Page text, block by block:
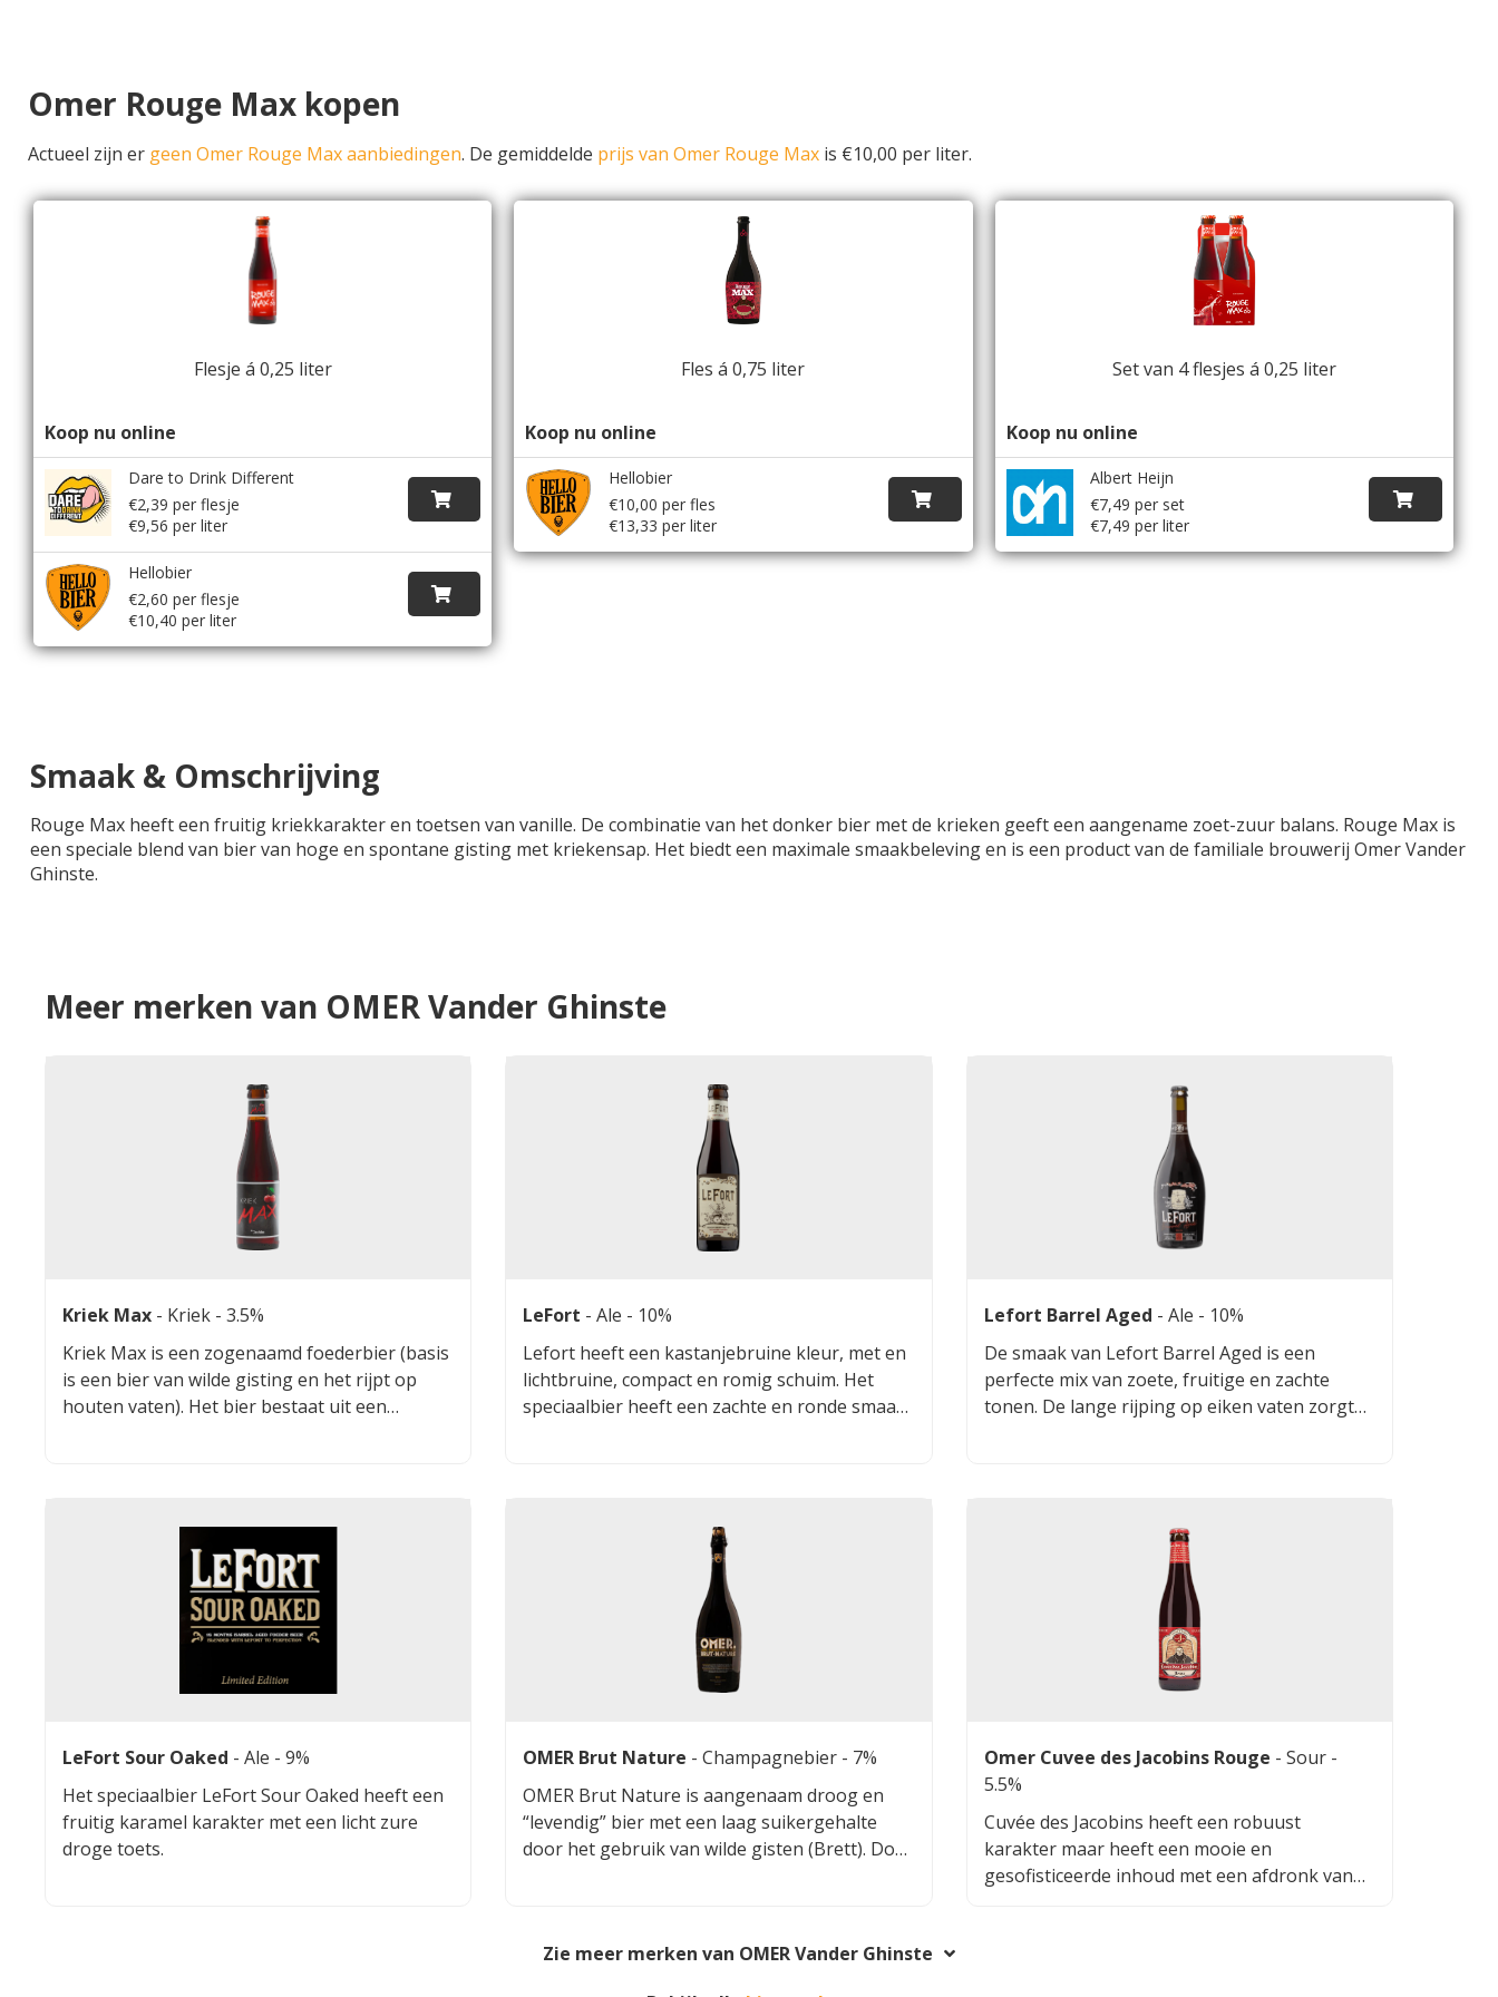
Omer Rouge Max kopen
Actueel zijn er geen Omer Rouge Max aanbiedingen. De gemiddelde prijs van Omer Rouge Max is €10,00 per liter.
Flesje á 0,25 liter
Koop nu online
Dare to Drink Different
€2,39 per flesje
€9,56 per liter
Hellobier
€2,60 per flesje
€10,40 per liter
Fles á 0,75 liter
Koop nu online
Hellobier
€10,00 per fles
€13,33 per liter
Set van 4 flesjes á 0,25 liter
Koop nu online
Albert Heijn
€7,49 per set
€7,49 per liter
Smaak & Omschrijving
Rouge Max heeft een fruitig kriekkarakter en toetsen van vanille. De combinatie van het donker bier met de krieken geeft een aangename zoet-zuur balans. Rouge Max is
een speciale blend van bier van hoge en spontane gisting met kriekensap. Het biedt een maximale smaakbeleving en is een product van de familiale brouwerij Omer Vander
Ghinste.
Meer merken van OMER Vander Ghinste
Kriek Max - Kriek - 3.5%
Kriek Max is een zogenaamd foederbier (basis
is een bier van wilde gisting en het rijpt op
houten vaten). Het bier bestaat uit een
zijn specifiek kelkvormige glas op een
LeFort -Ale - 10%
Lefort heeft een kastanjebruine kleur, met en
lichtbruine, compact en romig schuim. Het
speciaalbier heeft een zachte en ronde smaak
Lefort Barrel Aged - Ale - 10%
De smaak van Lefort Barrel Aged is een
perfecte mix van zoete, fruitige en zachte
tonen. De lange rijping op eiken vaten zorgt
LeFort Sour Oaked - Ale - 9%
Het speciaalbier LeFort Sour Oaked heeft een
fruitig karamel karakter met een licht zure
droge toets.
OMER Brut Nature -Champagnebier - 7%
OMER Brut Nature is aangenaam droog en
“levendig” bier met een laag suikergehalte
door het gebruik van wilde gisten (Brett). Door
droog, bitter bier met een fijne nasmaak.
Omer Cuvee des Jacobins Rouge - Sour -
5.5%
Cuvée des Jacobins heeft een robuust
karakter maar heeft een mooie en
gesofisticeerde inhoud met een afdronk van
Zie meer merken van OMER Vander Ghinste